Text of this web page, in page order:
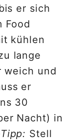
er sich
Food
kühlen
lange
weich und
er
30
Nacht) in
Stell